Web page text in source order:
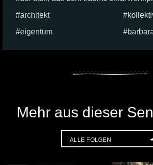
architekt
eigentum
Mehr aus dieser